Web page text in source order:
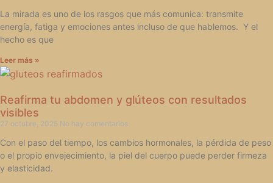
La mirada es uno de los rasgos que más comunica: transmite
energía, fatiga y emociones antes incluso de que hablemos. Y el
hecho es que
Leer más »
Reafirma tu abdomen y glúteos con resultados
visibles
27 octubre, 2025 No hay comentarios
Con el paso del tiempo, los cambios hormonales, la pérdida de peso
o el propio envejecimiento, la piel del cuerpo puede perder firmeza
y elasticidad.